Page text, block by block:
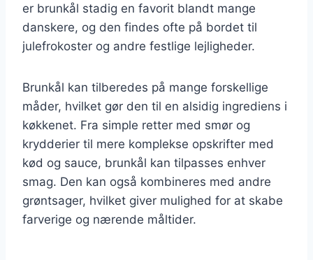
er brunkål stadig en favorit blandt mange
danskere, og den findes ofte på bordet til
julefrokoster og andre festlige lejligheder.
Brunkål kan tilberedes på mange forskellige
måder, hvilket gør den til en alsidig ingrediens i
køkkenet. Fra simple retter med smør og
krydderier til mere komplekse opskrifter med
kød og sauce, brunkål kan tilpasses enhver
smag. Den kan også kombineres med andre
grøntsager, hvilket giver mulighed for at skabe
farverige og nærende måltider.